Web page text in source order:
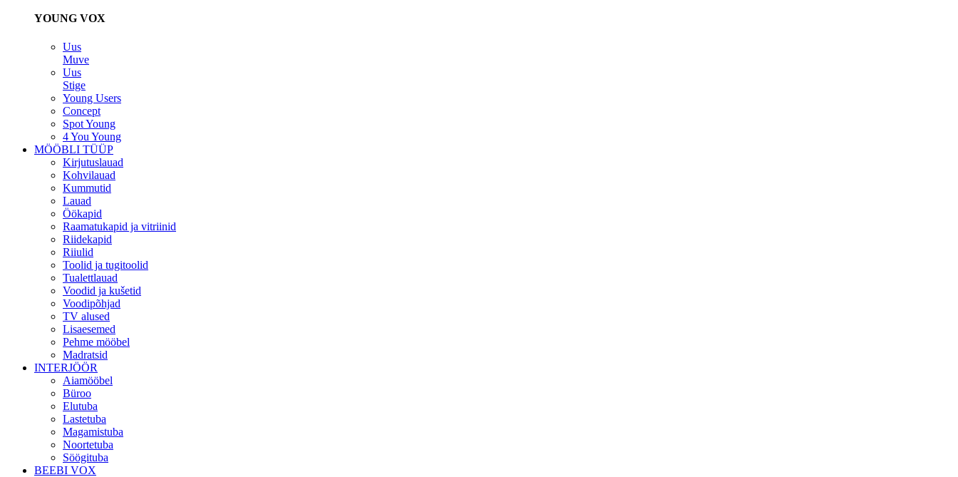
YOUNG VOX
Uus
Muve
Uus
Stige
Young Users
Concept
Spot Young
4 You Young
MÖÖBLI TÜÜP
Kirjutuslauad
Kohvilauad
Kummutid
Lauad
Öökapid
Raamatukapid ja vitriinid
Riidekapid
Riiulid
Toolid ja tugitoolid
Tualettlauad
Voodid ja kušetid
Voodipõhjad
TV alused
Lisaesemed
Pehme mööbel
Madratsid
INTERJÖÖR
Aiamööbel
Büroo
Elutuba
Lastetuba
Magamistuba
Noortetuba
Söögituba
BEEBI VOX